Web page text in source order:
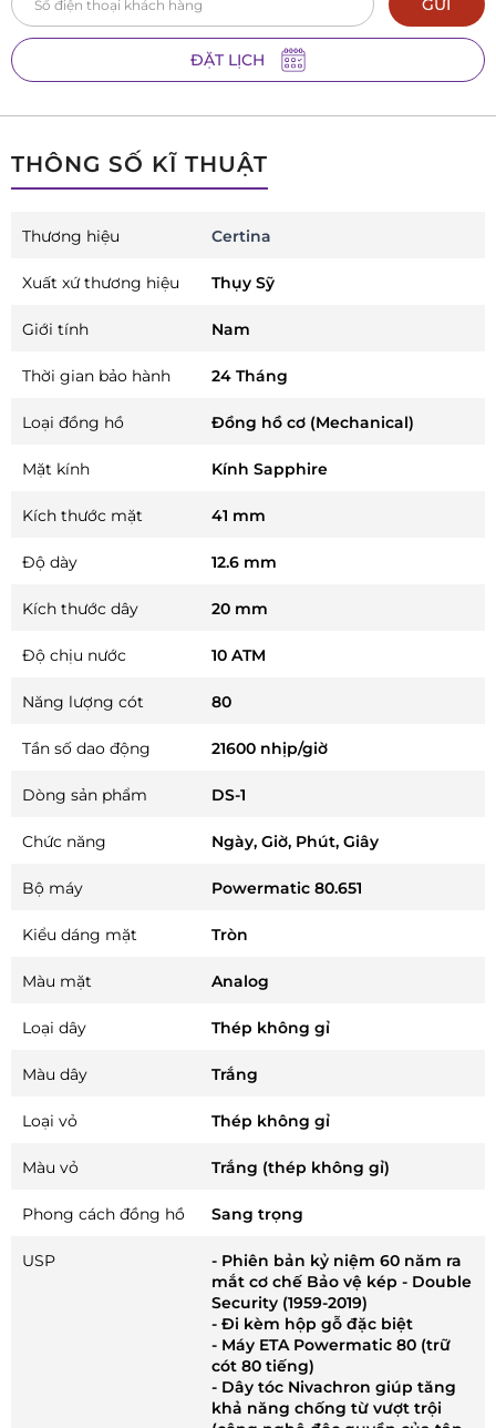
Tỉnh Bắc Ninh
GỬI
ĐẶT LỊCH
THÔNG SỐ KĨ THUẬT
Thương hiệu Certina
Xuất xứ thương hiệu Thụy Sỹ
Giới tính Nam
Thời gian bảo hành 24 Tháng
Loại đồng hồ Đồng hồ cơ (Mechanical)
Mặt kính Kính Sapphire
Kích thước mặt 41 mm
Độ dày 12.6 mm
Kích thước dây 20 mm
Độ chịu nước 10 ATM
Năng lượng cót 80
Tần số dao động 21600 nhịp/giờ
Dòng sản phẩm DS-1
Chức năng Ngày, Giờ, Phút, Giây
Bộ máy Powermatic 80.651
Kiểu dáng mặt Tròn
Màu mặt Analog
Loại dây Thép không gỉ
Màu dây Trắng
Loại vỏ Thép không gỉ
Màu vỏ Trắng (thép không gỉ)
Phong cách đồng hồ Sang trọng
USP
- Phiên bản kỷ niệm 60 năm ra
mắt cơ chế Bảo vệ kép - Double
Security (1959-2019)
- Đi kèm hộp gỗ đặc biệt
- Máy ETA Powermatic 80 (trữ
cót 80 tiếng)
- Dây tóc Nivachron giúp tăng
khả năng chống từ vượt trội